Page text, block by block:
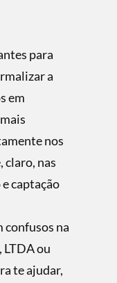
para
a
em
nos
claro, nas
captação
confusos na
LTDA ou
te ajudar,